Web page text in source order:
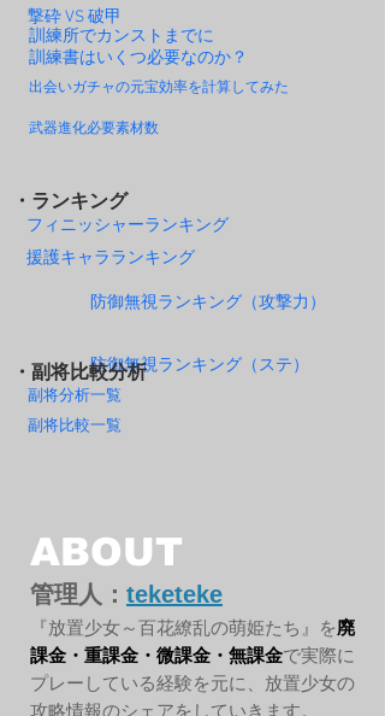
訓練所でカンストまでに
訓練書はいくつ必要なのか？
出会いガチャの元宝効率を計算してみた
武器進化必要素材数
撃砕 VS 破甲
・ランキング
フィニッシャーランキング
援護キャラランキング
防御無視ランキング（攻撃力）
防御無視ランキング（ステ）
・副将比較分析
副将分析一覧
副将比較一覧
ABOUT
管理人： teketeke
『放置少女～百花繚乱の萌姫たち』を廃
課金・重課金・微課金・無課金で実際に
プレーしている経験を元に、放置少女の
攻略情報のシェアをしていきます。